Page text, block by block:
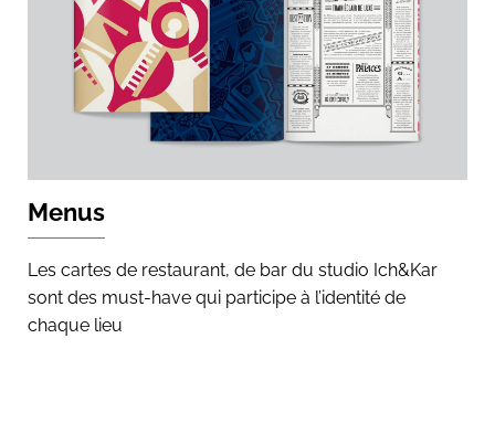
Menus
Les cartes de restaurant, de bar du studio Ich&Kar
sont des must-have qui participe à l’identité de
chaque lieu